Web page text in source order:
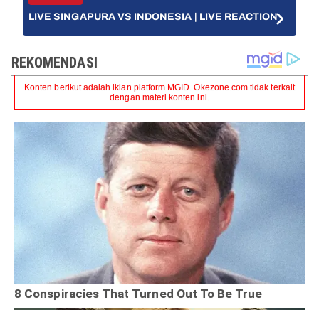
LIVE SINGAPURA VS INDONESIA | LIVE REACTION